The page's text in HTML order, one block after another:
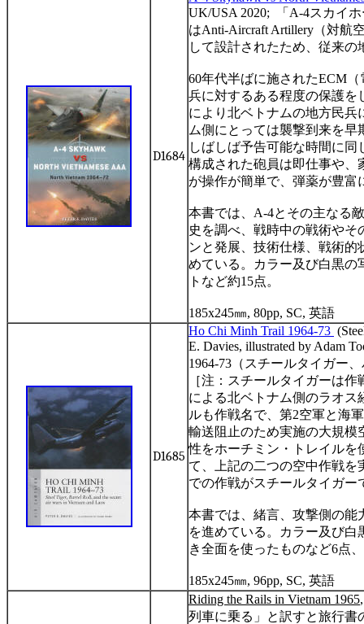
D1684
UK/USA 2020;
「 A-4スカイ
はAnti-Aircraft Artillery （対航
して設計されたため、従来
60年代半ばに施されたECM
兵に対するある程度の保護を
により北ベトナムの地方民
ム側にとっては襲撃到来を
しばしば予告可能な時間に
構成された砲員は即仕事や、
が操作が簡単で、弾薬が豊富
本書では、 A-4とその主なる
史を調べ、戦時中の戦術や
ンと発展、技術仕様、戦術
めている。カラー及び白黒の
トなど約15点。
185x245㎜, 80pp, SC, 英語
D1685
Ho Chi Minh Trail 1964-73
E. Davies, illustrated by Adam
1964-73 （スチールタイガー
［注：スチールタイガーは作
による北ベトナム側のラオ
ルも作戦名で、第2空軍と海
輸送阻止のため実施の大規模
性をホーチミン・トレイルを
て、上記の二つの空中作戦を
での作戦がスチールタイガー
本書では、緒言、攻撃側の能
を進めている。カラー及び白
き全面を使ったものなど6点
185x245㎜, 96pp, SC, 英語
Riding the Rails in Vietnam 1965
列車に乗る」と訳すと旅行書